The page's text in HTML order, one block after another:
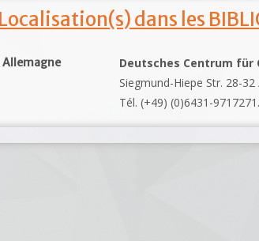
Localisation(s) dans les
Allemagne
Deutsches Centrum für
Siegmund-Hiepe Str. 28-
Tél. (+49) (0)6431-